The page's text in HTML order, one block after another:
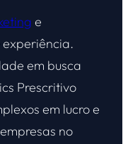
e
em busca
Prescritivo
em lucro e
no